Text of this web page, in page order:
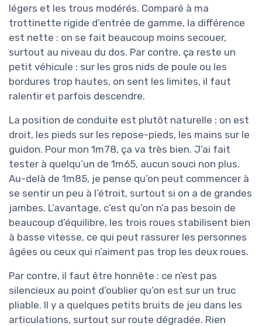
légers et les trous modérés. Comparé à ma
trottinette rigide d’entrée de gamme, la différence
est nette : on se fait beaucoup moins secouer,
surtout au niveau du dos. Par contre, ça reste un
petit véhicule : sur les gros nids de poule ou les
bordures trop hautes, on sent les limites, il faut
ralentir et parfois descendre.
La position de conduite est plutôt naturelle : on est
droit, les pieds sur les repose-pieds, les mains sur le
guidon. Pour mon 1m78, ça va très bien. J’ai fait
tester à quelqu’un de 1m65, aucun souci non plus.
Au-delà de 1m85, je pense qu’on peut commencer à
se sentir un peu à l’étroit, surtout si on a de grandes
jambes. L’avantage, c’est qu’on n’a pas besoin de
beaucoup d’équilibre, les trois roues stabilisent bien
à basse vitesse, ce qui peut rassurer les personnes
âgées ou ceux qui n’aiment pas trop les deux roues.
Par contre, il faut être honnête : ce n’est pas
silencieux au point d’oublier qu’on est sur un truc
pliable. Il y a quelques petits bruits de jeu dans les
articulations, surtout sur route dégradée. Rien